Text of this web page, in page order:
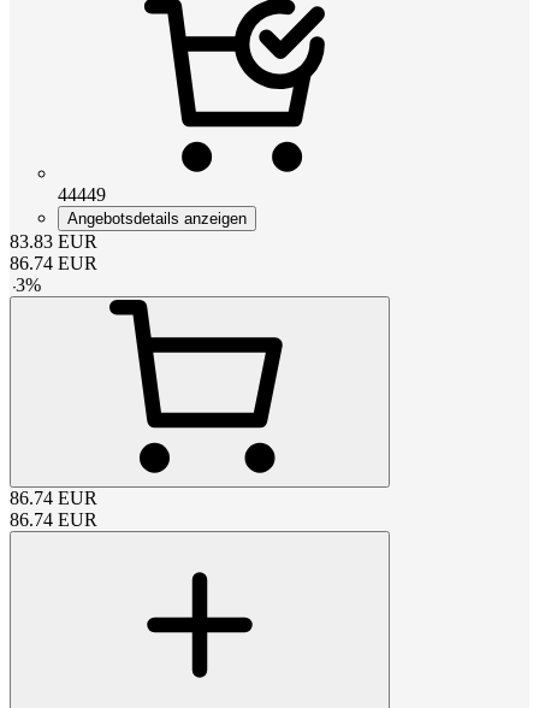
44449
Angebotsdetails anzeigen
83.83 EUR
86.74 EUR
-3%
86.74 EUR
86.74 EUR